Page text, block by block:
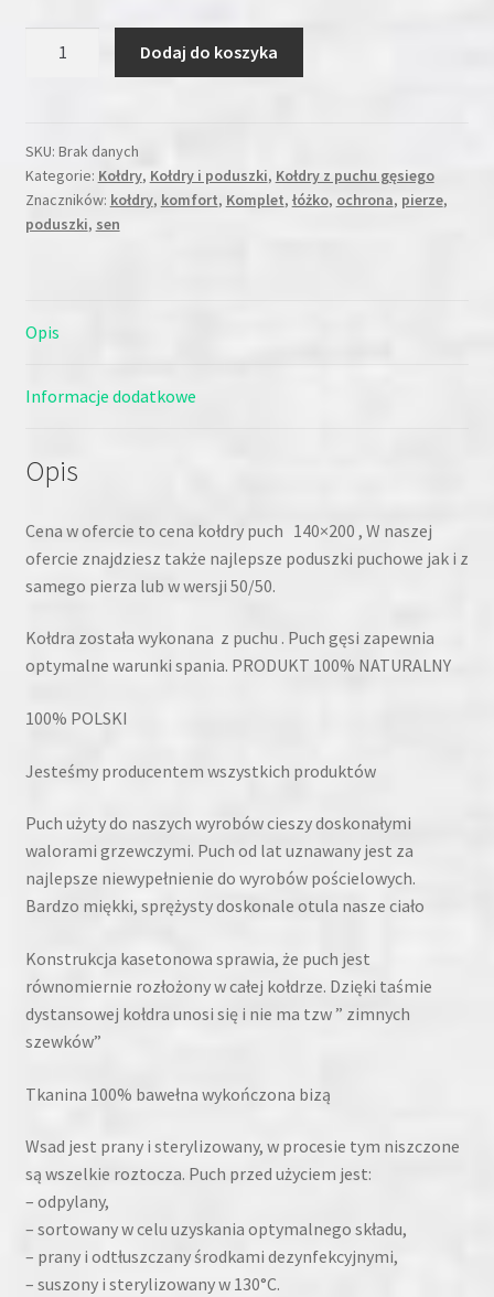
kołdra
jest
antyalergiczna.
Dodaj do koszyka
SKU: Brak danych
Kategorie: Kołdry, Kołdry i poduszki, Kołdry z puchu gęsiego
Znaczników: kołdry, komfort, Komplet, łóżko, ochrona, pierze,
poduszki, sen
Opis
Informacje dodatkowe
Opis
Cena w ofercie to cena kołdry puch 140×200 , W naszej
ofercie znajdziesz także najlepsze poduszki puchowe jak i z
samego pierza lub w wersji 50/50.
Kołdra została wykonana z puchu . Puch gęsi zapewnia
optymalne warunki spania. PRODUKT 100% NATURALNY
100% POLSKI
Jesteśmy producentem wszystkich produktów
Puch użyty do naszych wyrobów cieszy doskonałymi
walorami grzewczymi. Puch od lat uznawany jest za
najlepsze niewypełnienie do wyrobów pościelowych.
Bardzo miękki, sprężysty doskonale otula nasze ciało
Konstrukcja kasetonowa sprawia, że puch jest
równomiernie rozłożony w całej kołdrze. Dzięki taśmie
dystansowej kołdra unosi się i nie ma tzw ” zimnych
szewków”
Tkanina 100% bawełna wykończona bizą
Wsad jest prany i sterylizowany, w procesie tym niszczone
są wszelkie roztocza. Puch przed użyciem jest:
– odpylany,
– sortowany w celu uzyskania optymalnego składu,
– prany i odtłuszczany środkami dezynfekcyjnymi,
– suszony i sterylizowany w 130°C.